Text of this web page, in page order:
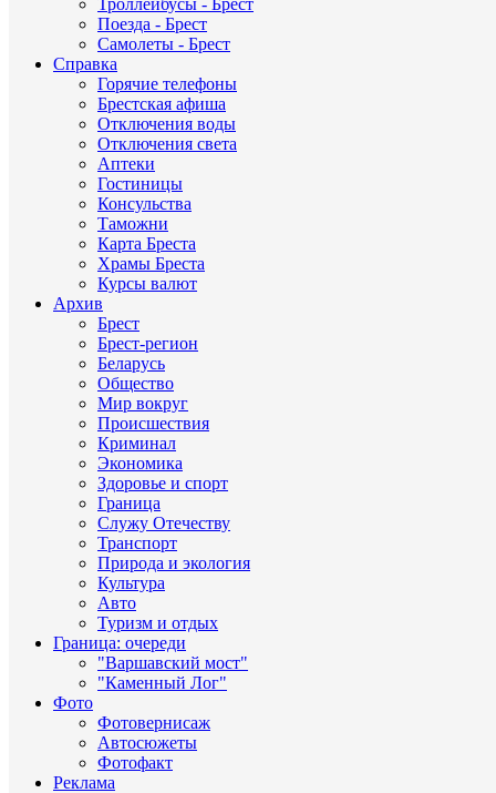
Троллейбусы - Брест
Поезда - Брест
Самолеты - Брест
Справка
Горячие телефоны
Брестская афиша
Отключения воды
Отключения света
Аптеки
Гостиницы
Консульства
Таможни
Карта Бреста
Храмы Бреста
Курсы валют
Архив
Брест
Брест-регион
Беларусь
Общество
Мир вокруг
Происшествия
Криминал
Экономика
Здоровье и спорт
Граница
Служу Отечеству
Транспорт
Природа и экология
Культура
Авто
Туризм и отдых
Граница: очереди
"Варшавский мост"
"Каменный Лог"
Фото
Фотовернисаж
Автосюжеты
Фотофакт
Реклама